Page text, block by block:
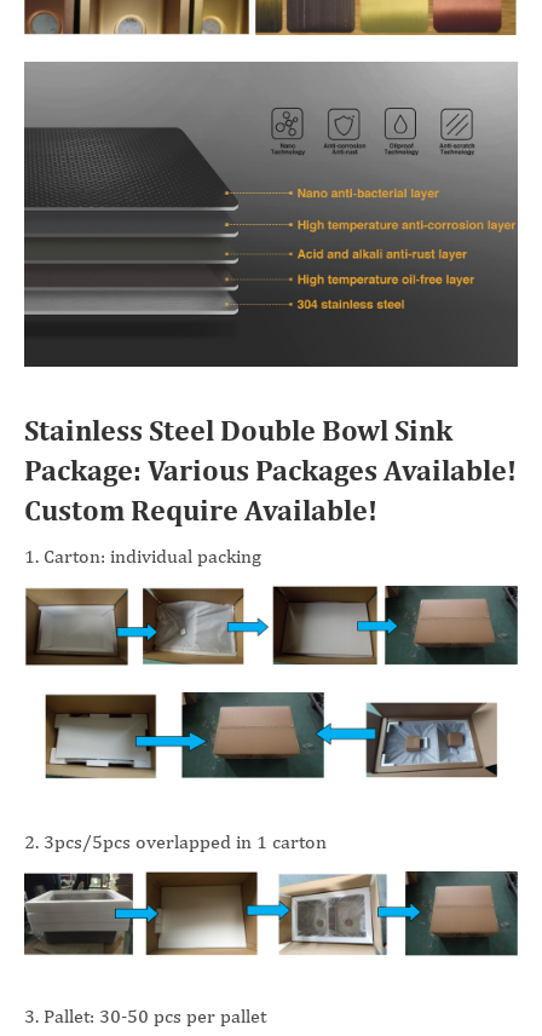
Stainless Steel Double Bowl Sink
Package: Various Packages Available!
Custom Require Available!
1. Carton: individual packing
2. 3pcs/5pcs overlapped in 1 carton
3. Pallet: 30-50 pcs per pallet